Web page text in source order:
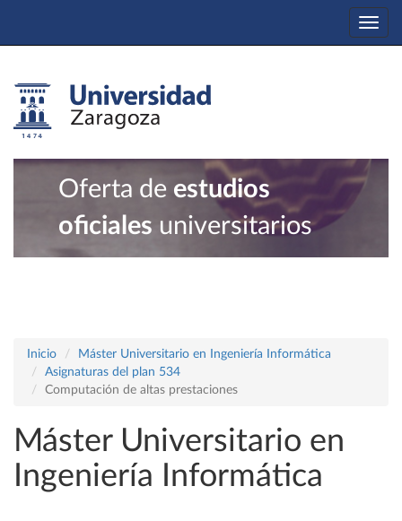
Oferta de estudios
oficiales universitarios
Inicio
Máster Universitario en Ingeniería Informática
Asignaturas del plan 534
Computación de altas prestaciones
Máster Universitario en
Ingeniería Informática